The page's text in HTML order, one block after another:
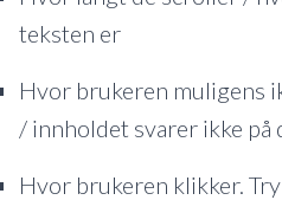
teksten er
Hvor brukeren muligens
/ innholdet svarer ikke
Hvor brukeren klikker.